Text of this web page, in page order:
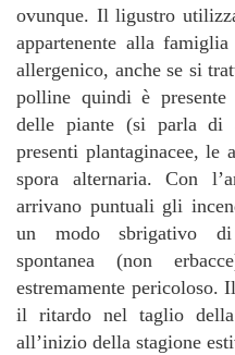
ovunque. Il ligustro
appartenente alla
allergenico, anche se si
polline quindi è presente
delle piante (si parla di
presenti plantaginacee, le
spora alternaria. Con
arrivano puntuali gli
un modo sbrigativo
spontanea (non
estremamente pericoloso.
il ritardo nel taglio della
all’inizio della stagione